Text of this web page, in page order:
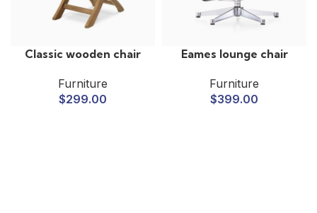
Classic wooden chair
Furniture
$299.00
Eames lounge chair
Furniture
$399.00